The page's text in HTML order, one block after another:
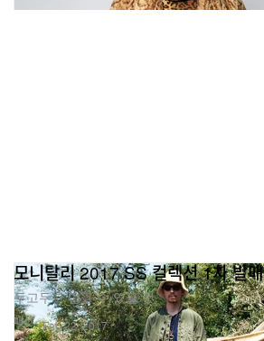
패션
모니탈리 2017 SS 컬렉션 1차 발매
두고두고 입을 수 있을 것.
Feb 22, 2017